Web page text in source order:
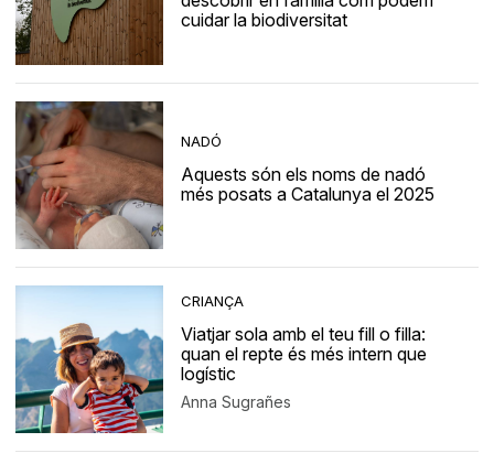
cuidar la biodiversitat
NADÓ
Aquests són els noms de nadó
més posats a Catalunya el 2025
CRIANÇA
Viatjar sola amb el teu fill o filla:
quan el repte és més intern que
logístic
Anna Sugrañes